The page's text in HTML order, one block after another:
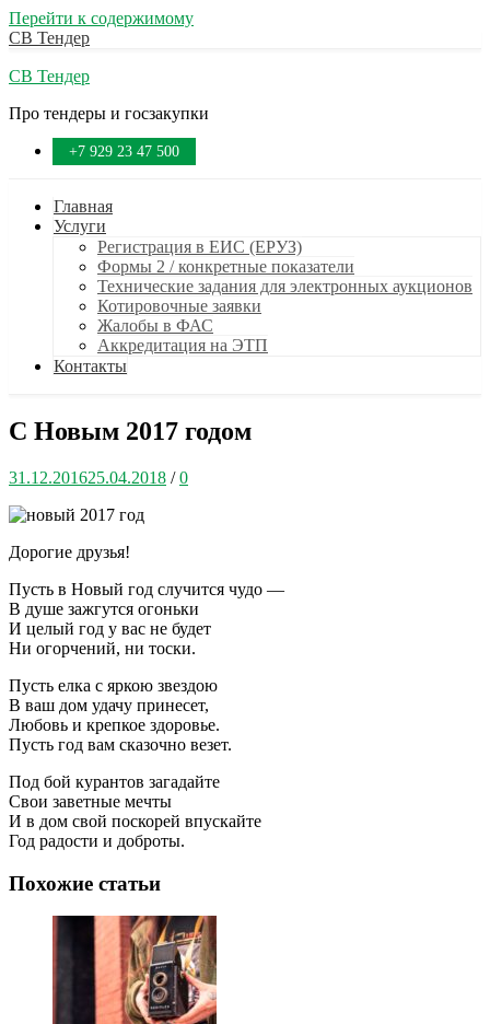
Перейти к содержимому
СВ Тендер
СВ Тендер
Про тендеры и госзакупки
+7 929 23 47 500
Главная
Услуги
Регистрация в ЕИС (ЕРУЗ)
Формы 2 / конкретные показатели
Технические задания для электронных аукционов
Котировочные заявки
Жалобы в ФАС
Аккредитация на ЭТП
Контакты
С Новым 2017 годом
31.12.201625.04.2018 / 0
Дорогие друзья!
Пусть в Новый год случится чудо —
В душе зажгутся огоньки
И целый год у вас не будет
Ни огорчений, ни тоски.
Пусть елка с яркою звездою
В ваш дом удачу принесет,
Любовь и крепкое здоровье.
Пусть год вам сказочно везет.
Под бой курантов загадайте
Свои заветные мечты
И в дом свой поскорей впускайте
Год радости и доброты.
Похожие статьи